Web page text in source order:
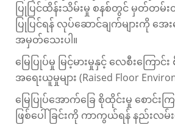
ပြုပြင်ထိန်းသိမ်းမှု စနစ်တွင် မှတ်တမ်း
ပြုပြင်ရန် လုပ်ဆောင်ချက်များကို အ
အမှတ်သေးပါ။
မြေပြုပ်မှု မြင့်မားမှုနှင့် လေစီးကြော
အရေးယူမှုများ (Raised Floor
မြေပြုပ်အောက်ခြေ စိုထိုင်းမှု စောင်းကြ
ဖြစ်ပေါ်ခြင်းကို ကာကွယ်ရန် နည်းလမ်းမ